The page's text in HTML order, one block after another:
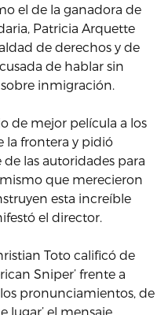
el de la ganadora de
Patricia Arquette
de derechos y de
de hablar sin
inmigración.
de mejor película a los
la frontera y pidió
las autoridades para
mismo que merecieron
esta increíble
el director.
Toto calificó de
Sniper’ frente a
los pronunciamientos, de
lugar’ el mensaje